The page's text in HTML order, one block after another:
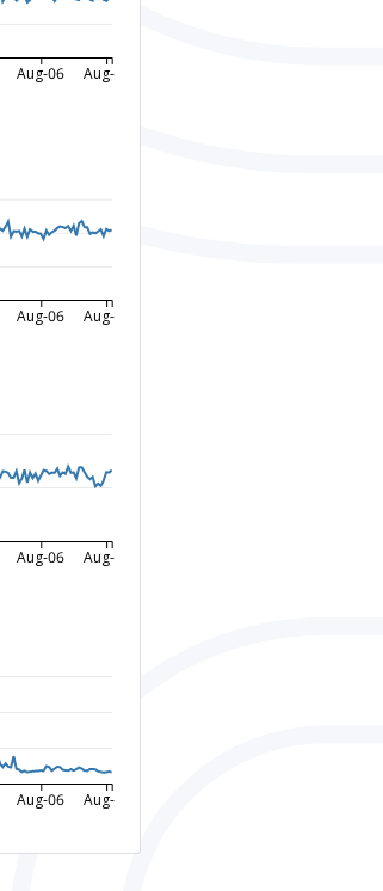
Aug-06 Aug-07
Aug-06 Aug-07
Aug-06 Aug-07
Aug-06 Aug-07